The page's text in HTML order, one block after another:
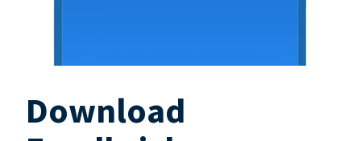
Download